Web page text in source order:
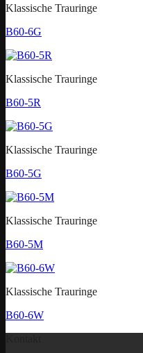
Klassische Trauringe
B60-6G
Klassische Trauringe
B60-5R
Klassische Trauringe
B60-5G
Klassische Trauringe
B60-5M
Klassische Trauringe
B60-6W